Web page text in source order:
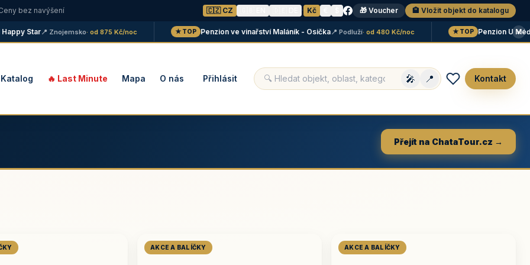
bez navýšení 🇨🇿 CZ · Kč 🎁 Voucher 🏨 Vložit objekt do katalogu
Star📍 Znojemsko· od 875 Kč/noc ★ TOP Penzion ve vinařství Maláník - Osička📍 Podluží· od 480 Kč/noc ★ TOP Penzion U Méďů📍
×
Katalog 🔥 Last Minute Mapa O nás Přihlásit 🎤 📍 Kontakt
Přejít na ChataTour.cz →
AKCE A BALÍČKY AKCE A BALÍČKY